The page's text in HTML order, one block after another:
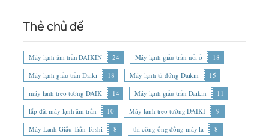
Thẻ chủ đề
Máy lạnh âm trần DAIKIN 24 Máy lạnh giấu trần nối ố
18
Máy lạnh giấu trần Daiki
18 Máy lạnh tủ đứng Daikin
15
máy lạnh treo tường DAIK
14 Máy lạnh giấu trần Daikin
11
lắp đặt máy lạnh âm trần
10 Máy lạnh treo tường DAIKI
9
Máy Lạnh Giấu Trần Toshi
8 thi công ống đồng máy lạ
8